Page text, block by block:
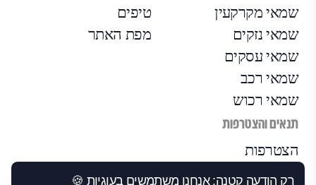
רק הודעה קטנה: אנחנו משתמשים בעוגיות 🍪
שמאי מקרקעין
שמאי נזקים
שמאי עסקים
שמאי רכב
שמאי רכוש
טיפים
מפת האתר
תנאים והצטרפות
הצטרפות